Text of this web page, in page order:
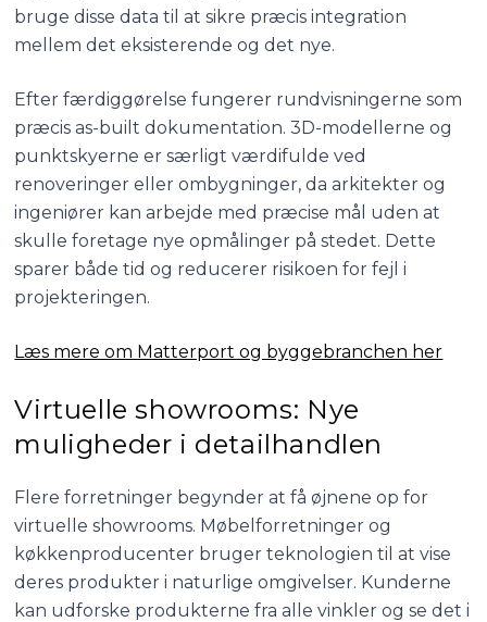
bruge disse data til at sikre præcis integration
mellem det eksisterende og det nye.
Efter færdiggørelse fungerer rundvisningerne som
præcis as-built dokumentation. 3D-modellerne og
punktskyerne er særligt værdifulde ved
renoveringer eller ombygninger, da arkitekter og
ingeniører kan arbejde med præcise mål uden at
skulle foretage nye opmålinger på stedet. Dette
sparer både tid og reducerer risikoen for fejl i
projekteringen.
Læs mere om Matterport og byggebranchen her
Virtuelle showrooms: Nye
muligheder i detailhandlen
Flere forretninger begynder at få øjnene op for
virtuelle showrooms. Møbelforretninger og
køkkenproducenter bruger teknologien til at vise
deres produkter i naturlige omgivelser. Kunderne
kan udforske produkterne fra alle vinkler og se det i